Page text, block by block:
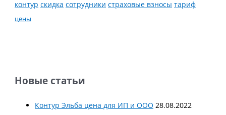
контур скидка сотрудники страховые взносы тариф
цены
Новые статьи
Контур Эльба цена для ИП и ООО 28.08.2022